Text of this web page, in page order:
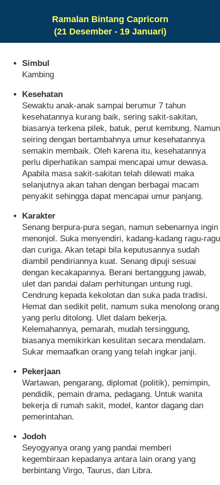
Ramalan Bintang Capricorn
(21 Desember - 19 Januari)
Simbul
Kambing
Kesehatan
Sewaktu anak-anak sampai berumur 7 tahun
kesehatannya kurang baik, sering sakit-sakitan,
biasanya terkena pilek, batuk, perut kembung. Namun
seiring dengan bertambahnya umur kesehatannya
semakin membaik. Oleh karena itu, kesehatannya
perlu diperhatikan sampai mencapai umur dewasa.
Apabila masa sakit-sakitan telah dilewati maka
selanjutnya akan tahan dengan berbagai macam
penyakit sehingga dapat mencapai umur panjang.
Karakter
Senang berpura-pura segan, namun sebenarnya ingin
menonjol. Suka menyendiri, kadang-kadang ragu-ragu
dan curiga. Akan tetapi bila keputusannya sudah
diambil pendiriannya kuat. Senang dipuji sesuai
dengan kecakapannya. Berani bertanggung jawab,
ulet dan pandai dalam perhitungan untung rugi.
Cendrung kepada kekolotan dan suka pada tradisi.
Hemat dan sedikit pelit, namum suka menolong orang
yang perlu ditolong. Ulet dalam bekerja.
Kelemahannya, pemarah, mudah tersinggung,
biasanya memikirkan kesulitan secara mendalam.
Sukar memaafkan orang yang telah ingkar janji.
Pekerjaan
Wartawan, pengarang, diplomat (politik), pemimpin,
pendidik, pemain drama, pedagang. Untuk wanita
bekerja di rumah sakit, model, kantor dagang dan
pemerintahan.
Jodoh
Seyogyanya orang yang pandai memberi
kegembiraan kepadanya antara lain orang yang
berbintang Virgo, Taurus, dan Libra.